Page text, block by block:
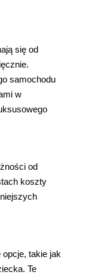
się od
samochodu
w
od
koszty
takie jak
Te